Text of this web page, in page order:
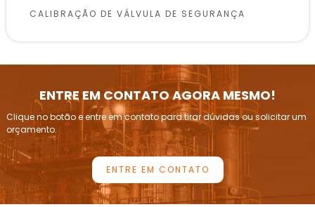
CALIBRAÇÃO DE VÁLVULA DE SEGURANÇA
INSPEÇÃO DE VASOS DE PRESSÃO
INSPEÇÃO E CALIBRAÇÃO DE VÁLVULAS DE
ALÍVIO DE PRESSÃO
INSPEÇÃO PERIÓDICA DE CALDEIRAS
INSTRUMENTAÇÃO DE PRESSÃO E CALIBRAÇÃO
LABORATÓRIOS DE CALIBRAÇÃO DE
ENTRE EM CONTATO AGORA MESMO!
Clique no botão e entre em contato para tirar dúvidas ou solicitar um
orçamento.
ENTRE EM CONTATO